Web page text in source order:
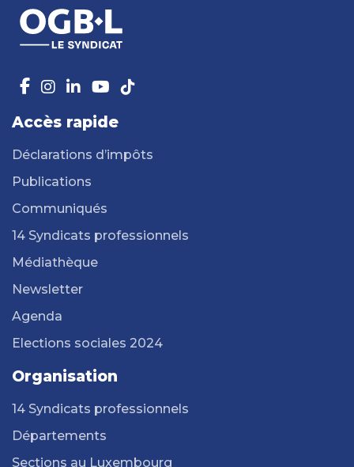
Accès rapide
Déclarations d’impôts
Publications
Communiqués
14 Syndicats professionnels
Médiathèque
Newsletter
Agenda
Elections sociales 2024
Organisation
14 Syndicats professionnels
Départements
Sections au Luxembourg